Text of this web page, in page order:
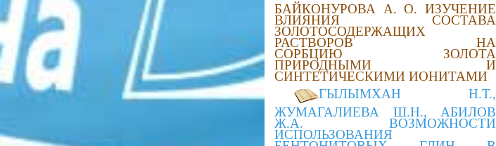
БАЙКОНУРОВА А. О. ИЗУЧЕНИЕ
ВЛИЯНИЯ СОСТАВА
ЗОЛОТОСОДЕРЖАЩИХ
РАСТВОРОВ НА
СОРБЦИЮ ЗОЛОТА
ПРИРОДНЫМИ И
СИНТЕТИЧЕСКИМИ ИОНИТАМИ
ГЫЛЫМХАН Н.Т.,
ЖУМАГАЛИЕВА Ш.Н., АБИЛОВ
Ж.А. ВОЗМОЖНОСТИ
ИСПОЛЬЗОВАНИЯ